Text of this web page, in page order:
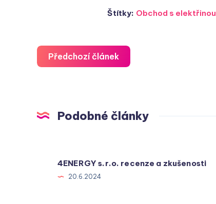
Štítky: Obchod s elektřinou
Předchozí článek
Podobné články
4ENERGY s.r.o. recenze a zkušenosti
20.6.2024